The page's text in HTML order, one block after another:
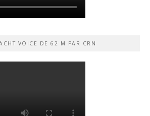
VOICE DE 62 M PAR CRN